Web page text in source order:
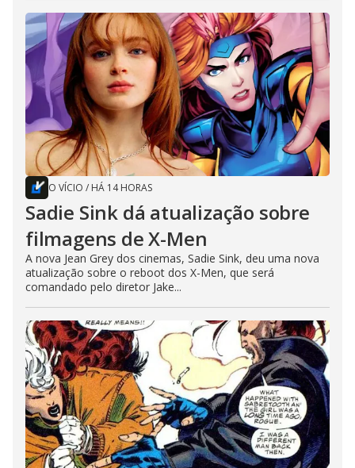
O VÍCIO / HÁ 14 HORAS
Sadie Sink dá atualização sobre
filmagens de X-Men
A nova Jean Grey dos cinemas, Sadie Sink, deu uma nova
atualização sobre o reboot dos X-Men, que será
comandado pelo diretor Jake...